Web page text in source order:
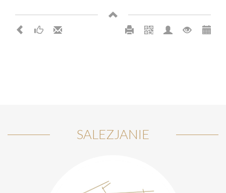
SALEZJANIE